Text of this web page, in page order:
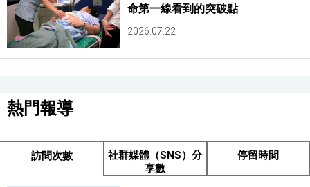
命第一線看到的突破點
2026.07.22
熱門報導
訪問次數
社群媒體（SNS）分
享數
停留時間